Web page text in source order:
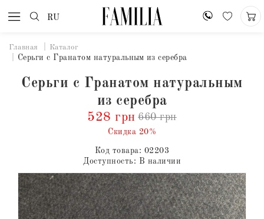
RU
Главная Каталог
Серьги с Гранатом натуральным из серебра
Серьги с Гранатом натуральным
из серебра
528 грн 660 грн
Скидка 20%
Код товара: 02203
Доступность: В наличии